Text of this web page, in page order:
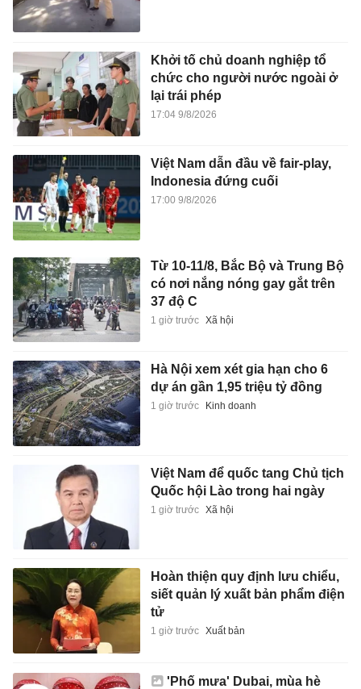
Khởi tố chủ doanh nghiệp tổ
chức cho người nước ngoài ở
lại trái phép
17:04 9/8/2026
Việt Nam dẫn đầu về fair-play,
Indonesia đứng cuối
17:00 9/8/2026
Từ 10-11/8, Bắc Bộ và Trung Bộ
có nơi nắng nóng gay gắt trên
37 độ C
1 giờ trước Xã hội
Hà Nội xem xét gia hạn cho 6
dự án gần 1,95 triệu tỷ đồng
1 giờ trước Kinh doanh
Việt Nam để quốc tang Chủ tịch
Quốc hội Lào trong hai ngày
1 giờ trước Xã hội
Hoàn thiện quy định lưu chiểu,
siết quản lý xuất bản phẩm điện
tử
1 giờ trước Xuất bản
'Phố mưa' Dubai, mùa hè